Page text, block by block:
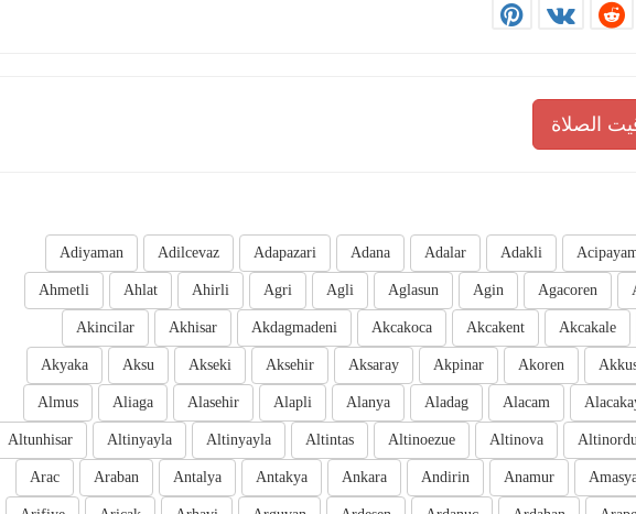
الصلاة
Adakli
Adalar
Adana
Adapazari
Adilcevaz
Adiyaman
Agacoren
Agin
Aglasun
Agli
Agri
Ahirli
Ahlat
Ahmetli
Akcakale
Akcakent
Akcakoca
Akdagmadeni
Akhisar
Akincilar
Akoren
Akpinar
Aksaray
Aksehir
Akseki
Aksu
Akyaka
Alacam
Aladag
Alanya
Alapli
Alasehir
Aliaga
Almus
Altinova
Altinoezue
Altintas
Altinyayla
Altinyayla
Altunhisar
Anamur
Andirin
Ankara
Antakya
Antalya
Araban
Arac